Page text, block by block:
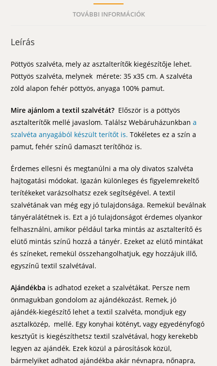
TOVÁBBI INFORMÁCIÓK
Leírás
Pöttyös szalvéta, mely az asztalterítők kiegészítője lehet.
Pöttyös szalvéta, melynek mérete: 35 x35 cm. A szalvéta
zöld alapon fehér pöttyös, anyaga 100% pamut.
Mire ajánlom a textil szalvétát? Először is a pöttyös
asztalterítők mellé javaslom. Találsz Webáruházunkban a
szalvéta anyagából készült terítőt is. Tökéletes ez a szín a
pamut, fehér színű damaszt terítőhöz is.
Érdemes ellesni és megtanúlni a ma oly divatos szalvéta
hajtogatási módokat. Igazán különleges és figyelemrekeltő
terítékeket varázsolhatsz ezek segítségével. A textil
szalvétának van még egy jó tulajdonsága. Remekül beválnak
tányéralátétnek is. Ezt a jó tulajdonságot érdemes olyankor
felhasználni, amikor például tarka mintás az asztalterítő és
elütő mintás színű hozzá a tányér. Ezeket az elütő mintákat
és színeket, remekül összehangolhatjuk, egy hozzájuk illő,
egyszínű textil szalvétával.
Ajándékba is adhatod ezeket a szalvétákat. Persze nem
önmagukban gondolom az ajándékozást. Remek, jó
ajándék-kiegészítő lehet a textil szalvéta, mondjuk egy
asztalközép, mellé. Egy konyhai kötényt, vagy egyedényfogó
kesztyűt is kiegészíthetsz textil szalvétával, hogy kerekebb
legyen az ajándék. Ezek közül a párosítások közül,
bármelyiket adhatod ajándékba akár névnapra, nőnapra,